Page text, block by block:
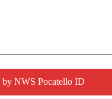
NWS Pocatello ID